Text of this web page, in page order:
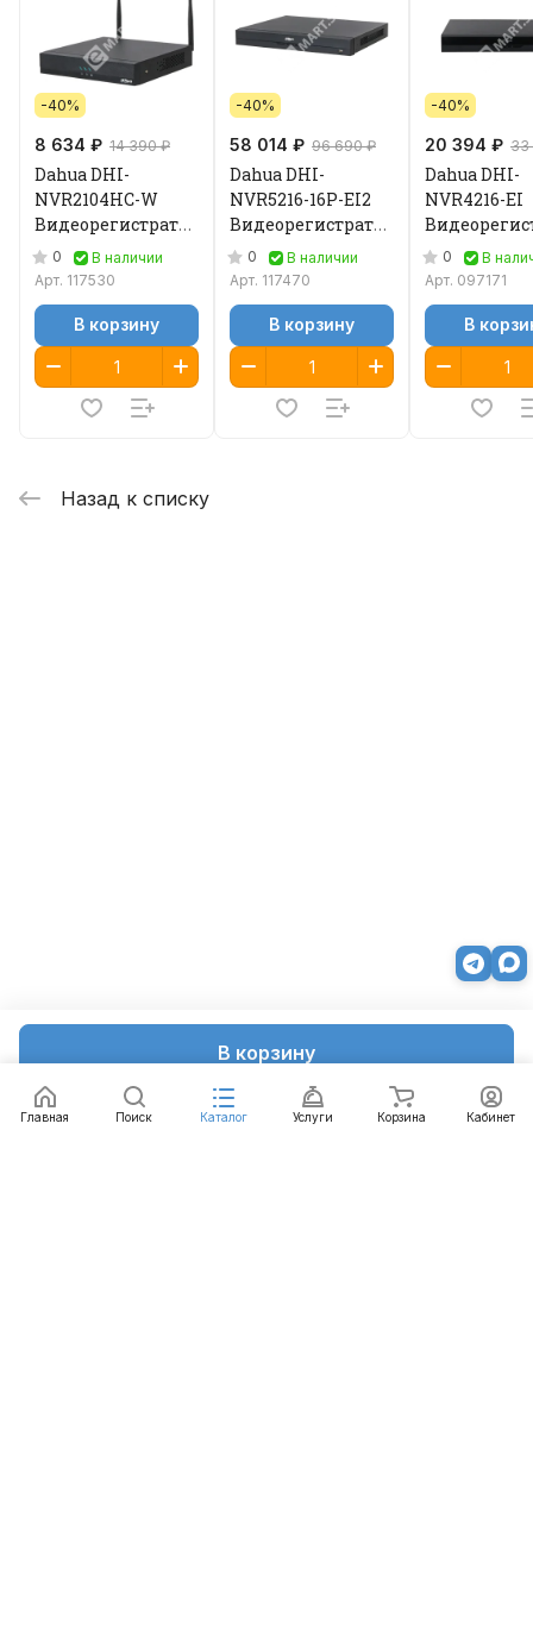
В корзину
-40%
8 634 ₽ 14 390 ₽
Dahua DHI-
NVR2104HC-W
Видеорегистратор
IP 0
В наличии
Арт. 117530
В корзину
-40%
58 014 ₽ 96 690 ₽
Dahua DHI-
NVR5216-16P-EI2
Видеорегистратор
IP 0
В наличии
Арт. 117470
В корзину
-40%
20 394 ₽ 33
Dahua DHI-
NVR4216-EI
IP 0
В
Арт. 097171
В
Назад к списку
Главная Поиск Каталог Услуги Корзина Кабинет